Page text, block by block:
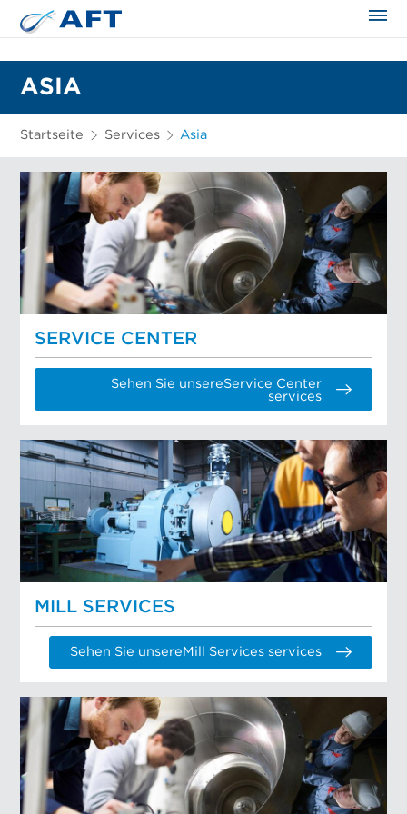
ASIA
Startseite Services Asia
SERVICE CENTER
Sehen Sie unsereService Center
services
MILL SERVICES
Sehen Sie unsereMill Services services